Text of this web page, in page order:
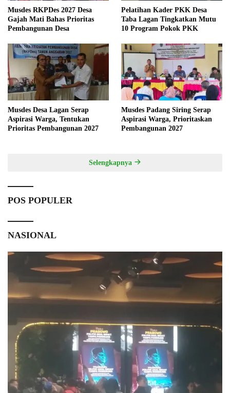
Musdes RKPDes 2027 Desa
Gajah Mati Bahas Prioritas
Pembangunan Desa
Pelatihan Kader PKK Desa
Taba Lagan Tingkatkan Mutu
10 Program Pokok PKK
Musdes Desa Lagan Serap
Aspirasi Warga, Tentukan
Prioritas Pembangunan 2027
Musdes Padang Siring Serap
Aspirasi Warga, Prioritaskan
Pembangunan 2027
Selengkapnya
POS POPULER
NASIONAL